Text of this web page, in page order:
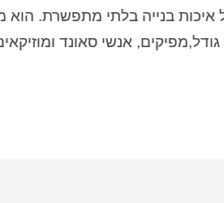
אנשי סאונד